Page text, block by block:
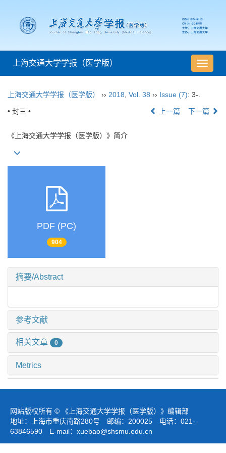
导
航
上海交通大学学报（医学版）
上海交通大学学报（医学版） ›› 2018 Vol. 38 ›› Issue (7): 3-.
• 封三 • 上一篇 下一篇
《上海交通大学学报（医学版）》简介
PDF (PC)
904
摘要/Abstract
参考文献
相关文章 0
Metrics
网站版权所有 © 《上海交通大学学报（医学版）》编辑部
地址：上海市重庆南路280号 邮编：200025 电话：021-
63846590 E-mail： xuebao@shsmu.edu.cn